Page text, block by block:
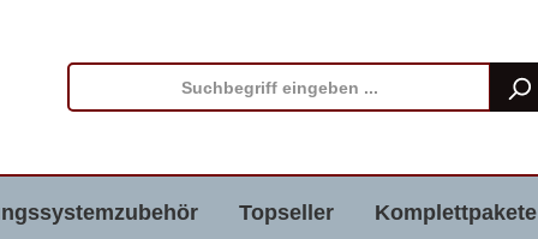
Topseller Komplettpakete